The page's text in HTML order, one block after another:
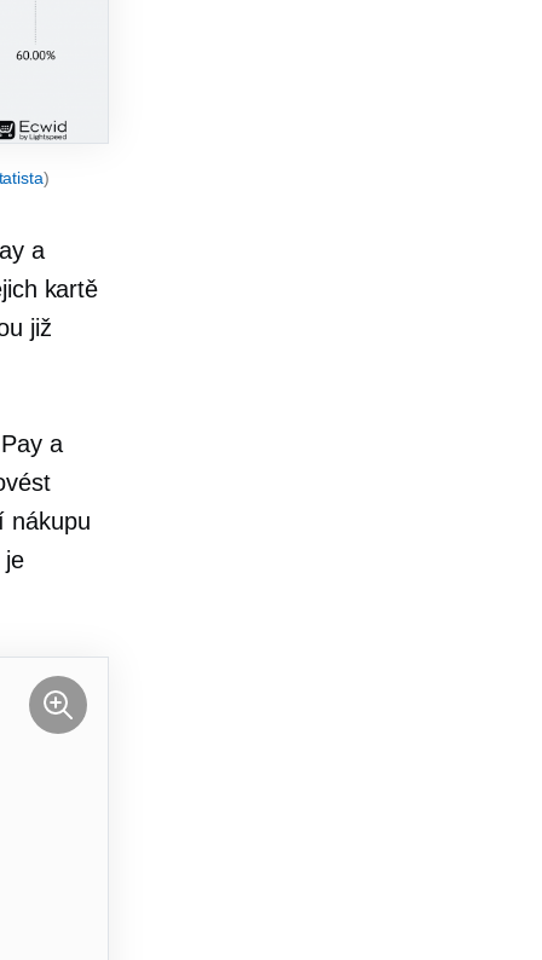
)
a
kartě
již
a
nákupu
je